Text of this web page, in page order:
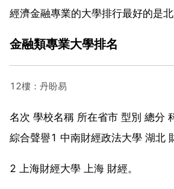
經濟金融專業的大學排行最好的是北
金融類專業大學排名
12樓：丹盼易
名次 學校名稱 所在省市 型別 總分
綜合聲譽1 中南財經政法大學 湖北
2 上海財經大學 上海 財經。